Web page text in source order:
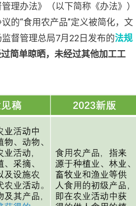
理办法》（以下简称《办法》）
的“食用农产品”定义被简化，文
督管理总局7月22日发布的法规
简单晾晒，未经过其他加工工